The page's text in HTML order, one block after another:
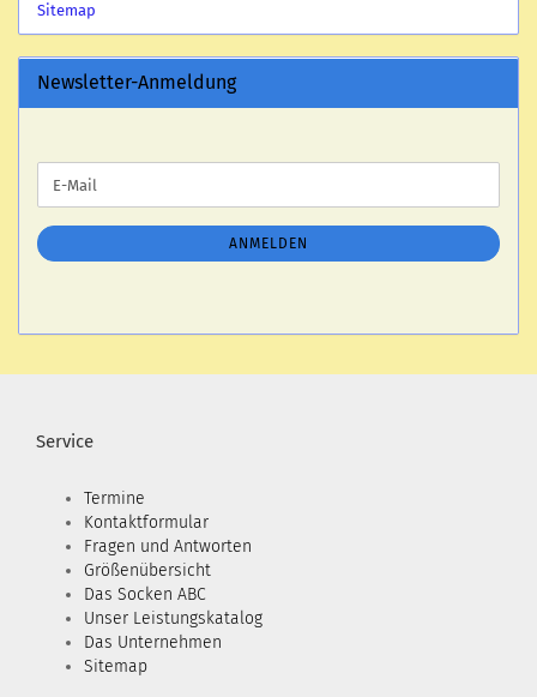
Sitemap
Newsletter-Anmeldung
ZUR
ANMELDUNG
E-
Mail
ANMELDEN
Service
Termine
Kontaktformular
Fragen und Antworten
Größenübersicht
Das Socken ABC
Unser Leistungskatalog
Das Unternehmen
Sitemap